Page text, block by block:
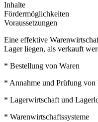
Inhalte
Fördermöglichkeiten
Voraussetzungen
Eine effektive
Lager liegen, als verkauft
* Bestellung von Waren
* Annahme und Prüfung von
* Lagerwirtschaft und
* Warenwirtschaftssysteme